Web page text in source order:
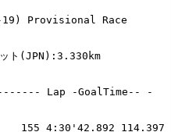
19) Provisional Race
ト(JPN):3.330km